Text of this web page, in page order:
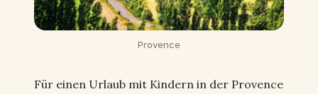
Provence
Für einen Urlaub mit Kindern in der Provence